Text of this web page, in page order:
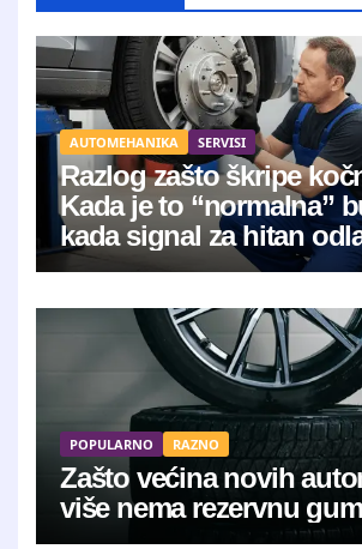
AUTOMEHANIKA SERVISI
Razlog zašto škripe
Kada je to “normalna”
kada signal za hitan
mehaničaru?
POPULARNO RAZNO
Zašto većina novih
više nema rezervnu